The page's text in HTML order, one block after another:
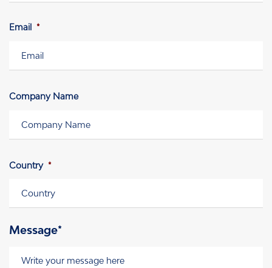
Email *
Company Name
Country *
Message*